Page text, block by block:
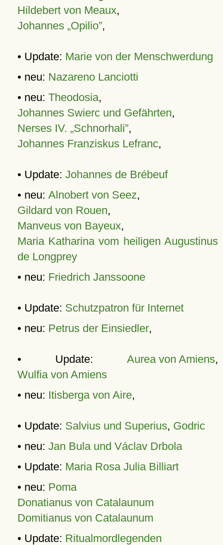
Hildebert von Meaux,
Johannes „Opilio”,
• Update: Marie von der Menschwerdung
• neu: Nazareno Lanciotti
• neu: Theodosia,
Johannes Swierc und Gefährten,
Nerses IV. „Schnorhali”,
Johannes Franziskus Lefranc,
• Update: Johannes de Brébeuf
• neu: Alnobert von Seez,
Gildard von Rouen,
Manveus von Bayeux,
Maria Katharina vom heiligen Augustinus
de Longprey
• neu: Friedrich Janssoone
• Update: Schutzpatron für Internet
• neu: Petrus der Einsiedler,
• Update: Aurea von Amiens,
Wulfia von Amiens
• neu: Itisberga von Aire,
• Update: Salvius und Superius, Godric
• neu: Jan Bula und Václav Drbola
• Update: Maria Rosa Julia Billiart
• neu: Poma
Donatianus von Catalaunum
Domitianus von Catalaunum
• Update: Ritualmordlegenden